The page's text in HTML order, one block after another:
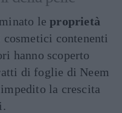
leproprietà
contenenti
hanno scoperto
di foglie di Neem
la crescita